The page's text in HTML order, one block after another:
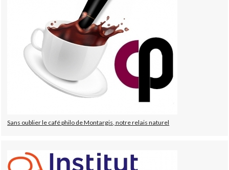
Sans oublier le café philo de Montargis, notre relais naturel